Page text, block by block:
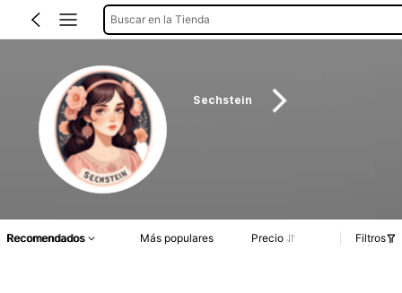
Buscar en la Tienda
Sechstein
Recomendados Más populares Precio Filtros